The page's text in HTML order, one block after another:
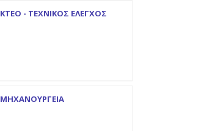
ΚΤΕΟ - ΤΕΧΝΙΚΟΣ ΕΛΕΓΧΟΣ
ΜΗΧΑΝΟΥΡΓΕΙΑ